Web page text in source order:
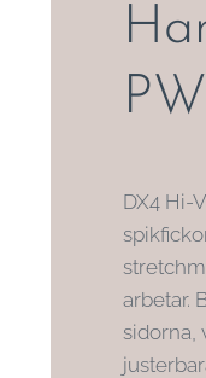
PW
DX4 Hi-
arbetar.
sidorna,